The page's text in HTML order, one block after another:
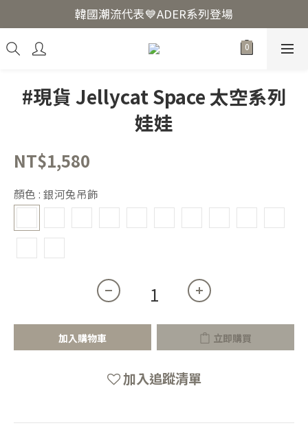
韓國爆紅🔥LUODIN Y2K相機📷
韓國潮流代表💙ADER系列登場
韓國爆紅🔥LUODIN Y2K相機📷
#現貨 Jellycat Space 太空系列
娃娃
NT$1,580
顏色 : 銀河兔吊飾
加入購物車 立即購買
加入追蹤清單